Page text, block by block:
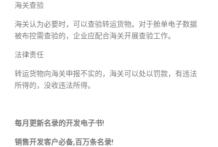
海关查验
海关认为必要时，可以查验转运货物。对于舱单电子数据
被布控需查验的，企业应配合海关开展查验工作。
法律责任
转运货物向海关申报不实的，海关可以处以罚款，有违法
所得的，没收违法所得。
每月更新名录的开发电子书!
销售开发客户必备,百万条名录!